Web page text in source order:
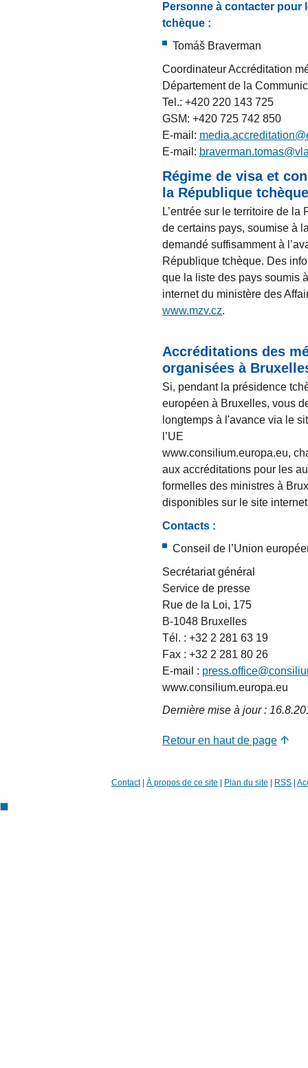
Personne à contacter pour
tchèque :
Tomáš Braverman
Coordinateur Accréditation
Département de la
Tel.: +420 220 143 725
GSM: +420 725 742 850
E-mail:
E-mail:
Régime de visa et
la République tchèque
L’entrée sur le territoire de
de certains pays, soumise à
demandé suffisamment à
République tchèque. Des
que la liste des pays soumis
internet du ministère des
www.mzv.cz.
Accréditations des
organisées à
Si, pendant la présidence
européen à Bruxelles, vous
longtemps à l'avance via le
l’UE
www.consilium.europa.eu,
aux accréditations pour les
formelles des ministres à
disponibles sur le site
Contacts :
Conseil de l’Union
Secrétariat général
Service de presse
Rue de la Loi, 175
B-1048 Bruxelles
Tél. : +32 2 281 63 19
Fax : +32 2 281 80 26
E-mail :
www.consilium.europa.eu
Dernière mise à jour :
Retour en haut de page
Contact| À propos de ce site Plan du site RSS